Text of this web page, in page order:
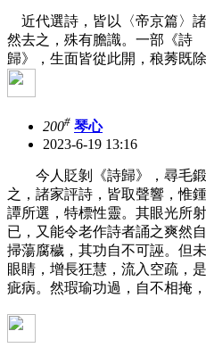
近代選詩，皆以〈帝京篇〉
然去之，殊有膽識。一部《詩
歸》，生面皆從此開，稂莠既
200# 琴心
2023-6-19 13:16
今人貶剝《詩歸》，尋毛鍛
之，諸家評詩，皆取聲響，惟鍾
譚所選，特標性靈。其眼光所
已，又能令老作詩者誦之爽然自
掃蕩腐穢，其功自不可誣。但
眼睛，增長狂慧，流入空疏，
疵病。然瑕瑜功過，自不相掩